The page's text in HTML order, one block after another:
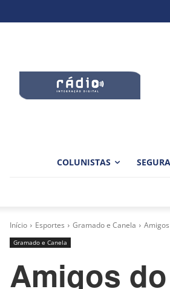
COLUNISTAS
Início Esportes Gramado e Canela
Gramado e Canela
Amigos